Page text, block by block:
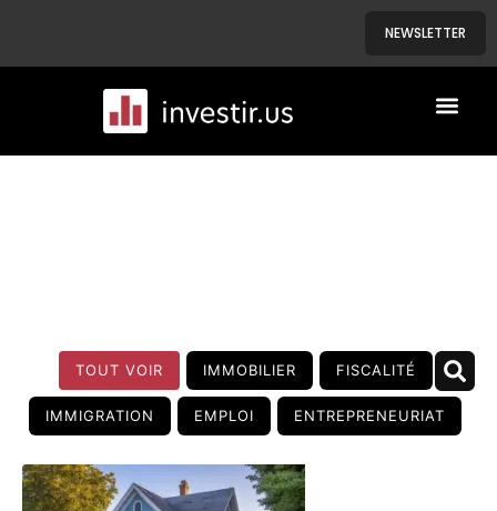
NEWSLETTER
TOUT VOIR IMMOBILIER FISCALITÉ
IMMIGRATION EMPLOI ENTREPRENEURIAT